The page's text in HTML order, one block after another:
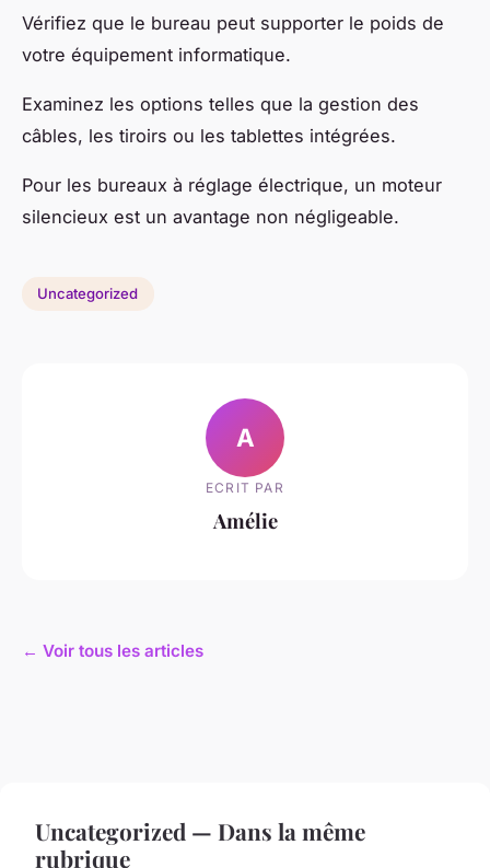
Vérifiez que le bureau peut supporter le poids de
votre équipement informatique.
Examinez les options telles que la gestion des
câbles, les tiroirs ou les tablettes intégrées.
Pour les bureaux à réglage électrique, un moteur
silencieux est un avantage non négligeable.
Uncategorized
A
ECRIT PAR
Amélie
← Voir tous les articles
Uncategorized — Dans la même
rubrique